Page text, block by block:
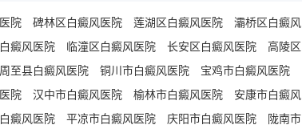
院 碑林区白癜风医院 莲湖区白癜风医院
灞桥区白癜风
癜风医院 临潼区白癜风医院 长安区白癜风医院
高陵区
周至县白癜风医院 铜川市白癜风医院
宝鸡市白癜风医院
院 汉中市白癜风医院 榆林市白癜风医院
安康市白癜风
癜风医院 平凉市白癜风医院 庆阳市白癜风医院
陇南市